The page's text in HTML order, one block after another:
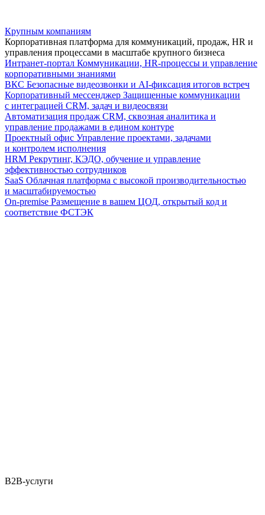
Крупным компаниям
Корпоративная платформа для коммуникаций, продаж, HR и
управления процессами в масштабе крупного бизнеса
Интранет-портал Коммуникации, HR-процессы и управление
корпоративными знаниями
ВКС Безопасные видеозвонки и AI-фиксация итогов встреч
Корпоративный мессенджер Защищенные коммуникации
с интеграцией CRM, задач и видеосвязи
Автоматизация продаж CRM, сквозная аналитика и
управление продажами в едином контуре
Проектный офис Управление проектами, задачами
и контролем исполнения
HRM Рекрутинг, КЭДО, обучение и управление
эффективностью сотрудников
SaaS Облачная платформа с высокой производительностью
и масштабируемостью
On-premise Размещение в вашем ЦОД, открытый код и
соответствие ФСТЭК
B2B-услуги